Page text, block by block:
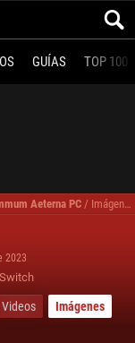
GUÍAS TOP 100
Aeterna PC/ Imágenes, fotos Summum Aeterna para PC
2023
Switch
Videos
Imágenes